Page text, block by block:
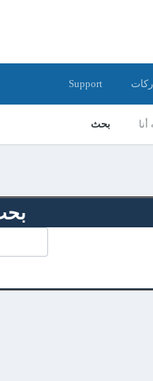
أنا بحث
Support